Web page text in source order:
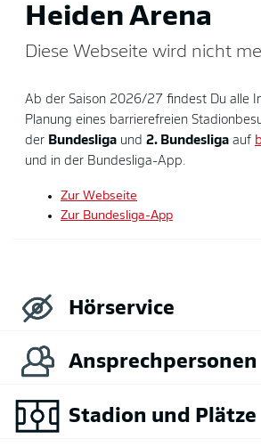
Heiden Arena
Diese Webseite wird nicht
Ab der Saison 2026/27 findest Du alle
Planung eines barrierefreien
der Bundesliga und 2. Bundesliga auf
und in der Bundesliga-App.
Zur Webseite
Zur Bundesliga-App
Hörservice
Ansprechpersonen
Stadion und Plätze